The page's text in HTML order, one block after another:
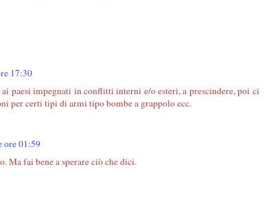
17:30
paesi impegnati in conflitti interni e/o esteri, a prescindere, poi ci
per certi tipi di armi tipo bombe a grappolo ecc.
ore 01:59
Ma fai bene a sperare ciò che dici.